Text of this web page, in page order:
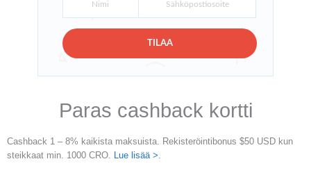
TILAA
Paras cashback kortti
Cashback 1 – 8% kaikista maksuista. Rekisteröintibonus $50 USD kun
steikkaat min. 1000 CRO.
Lue lisää >